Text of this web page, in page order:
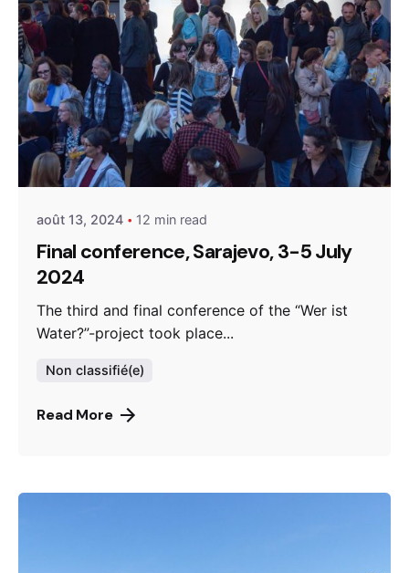
Posted by
admin
août 13, 2024 12 min read
Final conference, Sarajevo, 3-5 July
2024
The third and final conference of the “Wer ist
Water?”-project took place...
Non classifié(e)
Read More